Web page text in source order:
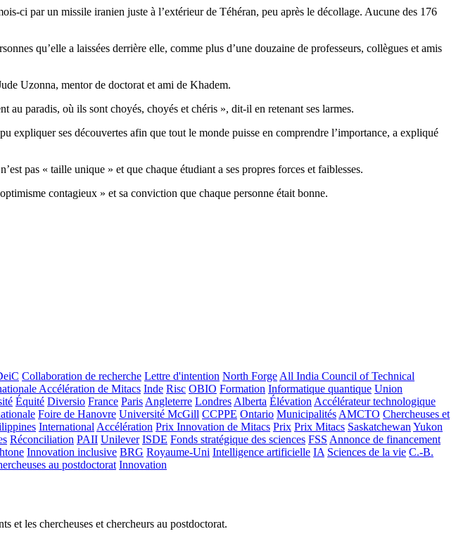
ci par un missile iranien juste à l’extérieur de Téhéran, peu après le décollage. Aucune des 176
qu’elle a laissées derrière elle, comme plus d’une douzaine de professeurs, collègues et amis
Uzonna, mentor de doctorat et ami de Khadem.
au paradis, où ils sont choyés, choyés et chéris », dit-il en retenant ses larmes.
expliquer ses découvertes afin que tout le monde puisse en comprendre l’importance, a expliqué
pas « taille unique » et que chaque étudiant a ses propres forces et faiblesses.
contagieux » et sa conviction que chaque personne était bonne.
Collaboration de recherche Lettre d'intention North Forge All India Council of Technical
Accélération de Mitacs Inde Risc OBIO Formation Informatique quantique Union
Équité Diversio France Paris Angleterre Londres Alberta Élévation Accélérateur technologique
Foire de Hanovre Université McGill CCPPE Ontario Municipalités AMCTO Chercheuses et
International Accélération Prix Innovation de Mitacs Prix Prix Mitacs Saskatchewan Yukon
Réconciliation PAII Unilever ISDE Fonds stratégique des sciences FSS Annonce de financement
Innovation inclusive BRG Royaume-Uni Intelligence artificielle IA Sciences de la vie C.-B.
au postdoctorat Innovation
et les chercheuses et chercheurs au postdoctorat.